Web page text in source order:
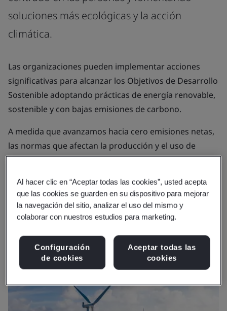
soluciones más ecológicas y la acción
climática.
Las organizaciones pueden implementar acciones
significativas para alcanzar los Objetivos de Desarrollo
Sostenible adoptando prácticas de energía renovable,
sostenible y con bajas emisiones de carbono.
A medida que avanzamos hacia cero emisiones netas,
las normas que afectan la producción y el uso de
energía seguirán siendo la piedra angular de un
Al hacer clic en “Aceptar todas las cookies”, usted acepta
que las cookies se guarden en su dispositivo para mejorar
la navegación del sitio, analizar el uso del mismo y
colaborar con nuestros estudios para marketing.
Configuración
de cookies
Aceptar todas las
cookies